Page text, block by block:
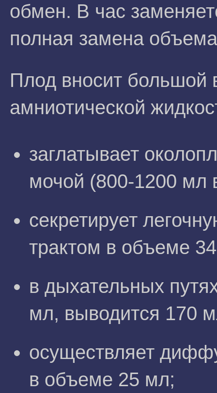
обмен. В час
полная замена
Плод вносит большой
амниотической
заглатывает
мочой (800-1200 мл
секретирует
трактом в объеме
в дыхательных
мл, выводится 170
осуществляет
в объеме 25 мл;